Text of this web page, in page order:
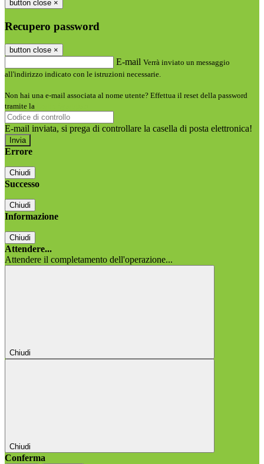
button close ×
Recupero password
button close ×
E-mail Verrà inviato un messaggio
all'indirizzo indicato con le istruzioni necessarie.
Non hai una e-mail associata al nome utente? Effettua il reset della password
tramite la
E-mail inviata, si prega di controllare la casella di posta elettronica!
Errore
Chiudi
Successo
Chiudi
Informazione
Chiudi
Attendere...
Attendere il completamento dell'operazione...
Chiudi
Chiudi
Conferma